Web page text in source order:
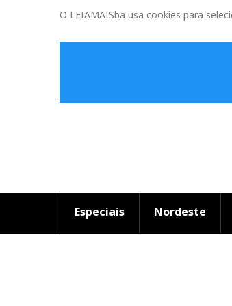
O LEIAMAISba usa cookies para
Especiais Nordeste